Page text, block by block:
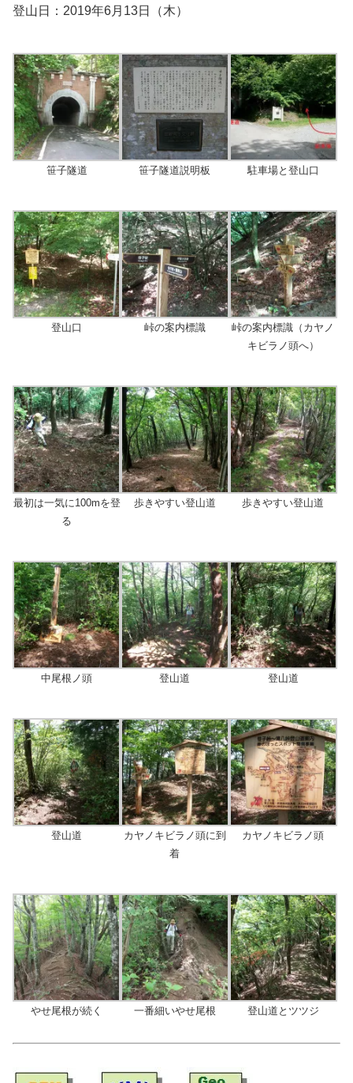
登山日：2019年6月13日（木）
笹子隧道 笹子隧道説明板 駐車場と登山口
登山口 峠の案内標識
峠の案内標識（カヤノ
キビラノ頭へ）
最初は一気に100mを登
る
歩きやすい登山道 歩きやすい登山道
中尾根ノ頭 登山道 登山道
登山道
カヤノキビラノ頭に到
着
カヤノキビラノ頭
やせ尾根が続く 一番細いやせ尾根 登山道とツツジ